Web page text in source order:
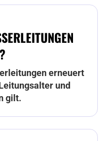
erneuert
und
gilt.